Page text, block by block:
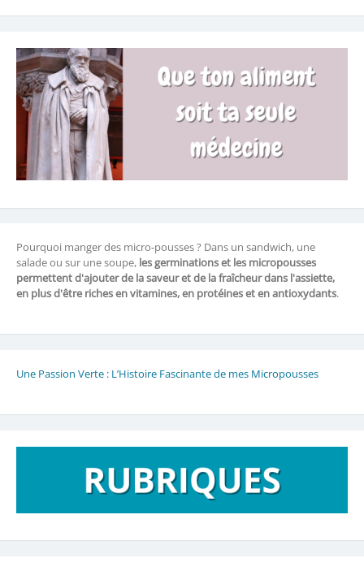
Pourquoi manger des micro-pousses ? Dans un sandwich, une
salade ou sur une soupe, les germinations et les micropousses
permettent d'ajouter de la saveur et de la fraîcheur dans l'assiette,
en plus d'être riches en vitamines, en protéines et en antioxydants.
Une Passion Verte : L’Histoire Fascinante de mes Micropousses